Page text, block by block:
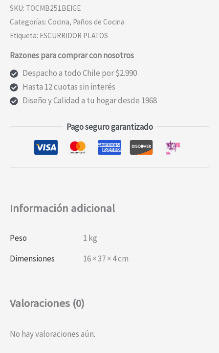
+
PAÑO
SECA
BEIGE
cantidad
SKU: TOCMB251BEIGE
Categorías: Cocina, Paños de Cocina
Etiqueta: ESCURRIDOR PLATOS
Razones para comprar con nosotros
Despacho a todo Chile por $2.990
Hasta 12 cuotas sin interés
Diseño y Calidad a tu hogar desde 1968
Pago seguro garantizado
Información adicional
Peso
1 kg
Dimensiones
16 × 37 × 4 cm
Valoraciones (0)
No hay valoraciones aún.